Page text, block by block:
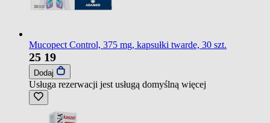
Mucopect Control, 375 mg, kapsułki twarde, 30 szt.
25 19
Dodaj
Usługa rezerwacji jest usługą domyślną więcej